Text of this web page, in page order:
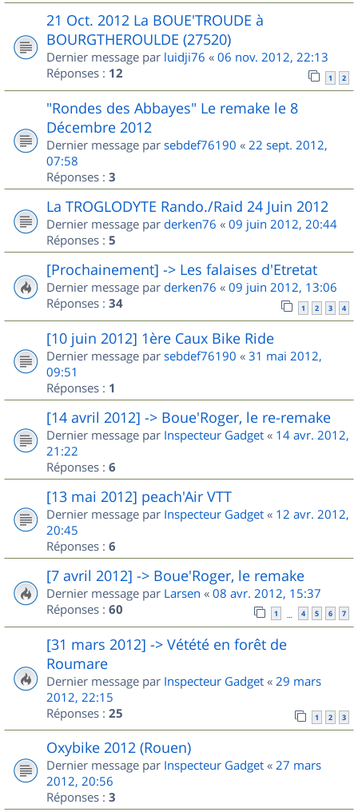
21 Oct. 2012 La BOUE'TROUDE à
BOURGTHEROULDE (27520)
Dernier message par luidji76 « 06 nov. 2012, 22:13
Réponses : 12 1 2
"Rondes des Abbayes" Le remake le 8
Décembre 2012
Dernier message par sebdef76190 « 22 sept. 2012,
07:58
Réponses : 3
La TROGLODYTE Rando./Raid 24 Juin 2012
Dernier message par derken76 « 09 juin 2012, 20:44
Réponses : 5
[Prochainement] -> Les falaises d'Etretat
Dernier message par derken76 « 09 juin 2012, 13:06
Réponses : 34 1 2 3 4
[10 juin 2012] 1ère Caux Bike Ride
Dernier message par sebdef76190 « 31 mai 2012,
09:51
Réponses : 1
[14 avril 2012] -> Boue'Roger, le re-remake
Dernier message par Inspecteur Gadget « 14 avr. 2012,
21:22
Réponses : 6
[13 mai 2012] peach'Air VTT
Dernier message par Inspecteur Gadget « 12 avr. 2012,
20:45
Réponses : 6
[7 avril 2012] -> Boue'Roger, le remake
Dernier message par Larsen « 08 avr. 2012, 15:37
Réponses : 60 1 … 4 5 6 7
[31 mars 2012] -> Vétété en forêt de
Roumare
Dernier message par Inspecteur Gadget « 29 mars
2012, 22:15
Réponses : 25 1 2 3
Oxybike 2012 (Rouen)
Dernier message par Inspecteur Gadget « 27 mars
2012, 20:56
Réponses : 3